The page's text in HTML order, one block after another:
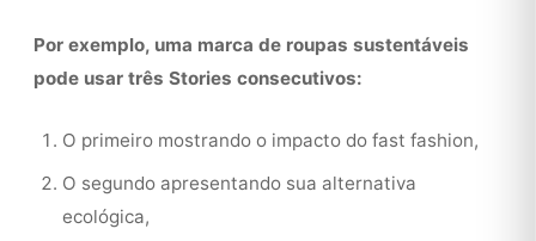
Por exemplo, uma marca de roupas sustentáveis
pode usar três Stories consecutivos:
O primeiro mostrando o impacto do fast fashion,
O segundo apresentando sua alternativa
ecológica,